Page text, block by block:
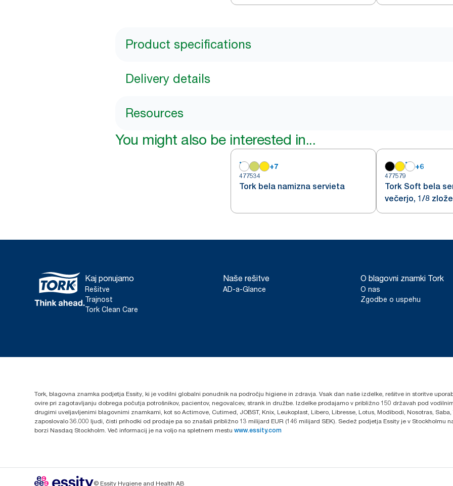
Product specifications
Delivery details
Resources
You might also be interested in...
+7
477534
Tork bela namizna servieta
+6
477579
Tork Soft bela
večerjo, 1/8
Kaj ponujamo
Rešitve
Trajnost
Tork Clean Care
Naše rešitve
AD-a-Glance
O blagovni znamki Tork
O nas
Zgodbe o uspehu
Tork, blagovna znamka podjetja Essity, ki je vodilni globalni ponudnik na področju higiene in zdravja. Vsak dan naše izdelke, rešitve in storitve
ovire pri zagotavljanju dobrega počutja potrošnikov, pacientov, negovalcev, strank in družbe. Izdelke prodajamo v približno 150 državah pod
drugimi uveljavljenimi blagovnimi znamkami, kot so Actimove, Cutimed, JOBST, Knix, Leukoplast, Libero, Libresse, Lotus, Modibodi, Nosotras,
zaposlovalo 36.000 ljudi, čisti prihodki od prodaje pa so znašali približno 13 milijard EUR (146 milijard SEK). Sedež podjetja Essity je v Stockholmu
borzi Nasdaq Stockholm. Več informacij je na voljo na spletnem mestu www.essity.com
© Essity Hygiene and Health AB